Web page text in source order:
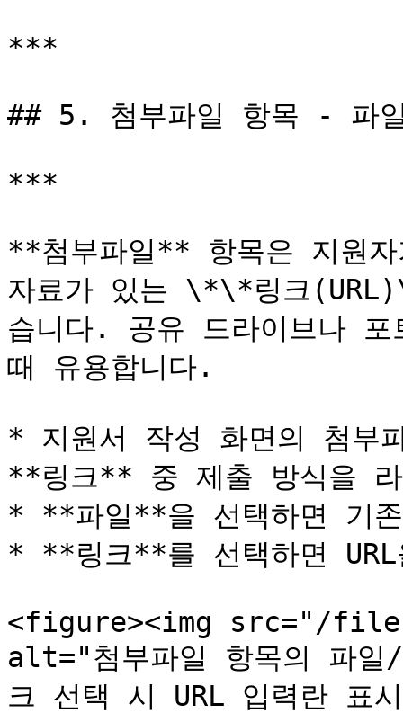
***
## 5. 첨부파일 항목 - 파
***
**첨부파일** 항목은 지원
자료가 있는 \*\*링크
습니다. 공유 드라이브나
때 유용합니다.
* 지원서 작성 화면의 첨부
**링크** 중 제출 방식을 라
* **파일**을 선택하면 기
* **링크**를 선택하면 URL
<figure><img src="/files/
alt="첨부파일 항목의 파
크 선택 시 URL 입력란 표